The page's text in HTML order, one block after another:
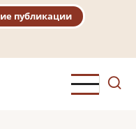
публикации